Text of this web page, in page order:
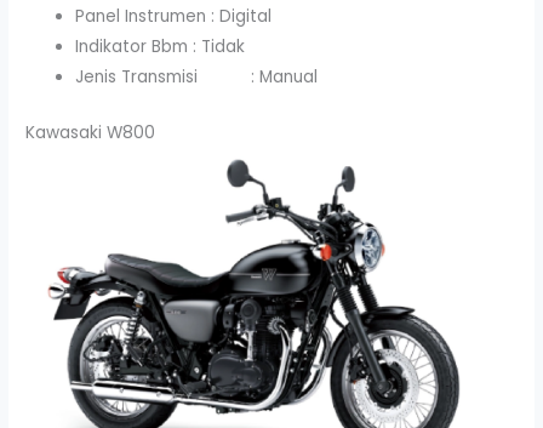
Panel Instrumen : Digital
Indikator Bbm : Tidak
Jenis Transmisi : Manual
Kawasaki W800